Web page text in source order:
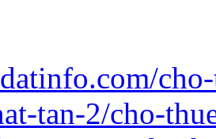
tan-2/cho-